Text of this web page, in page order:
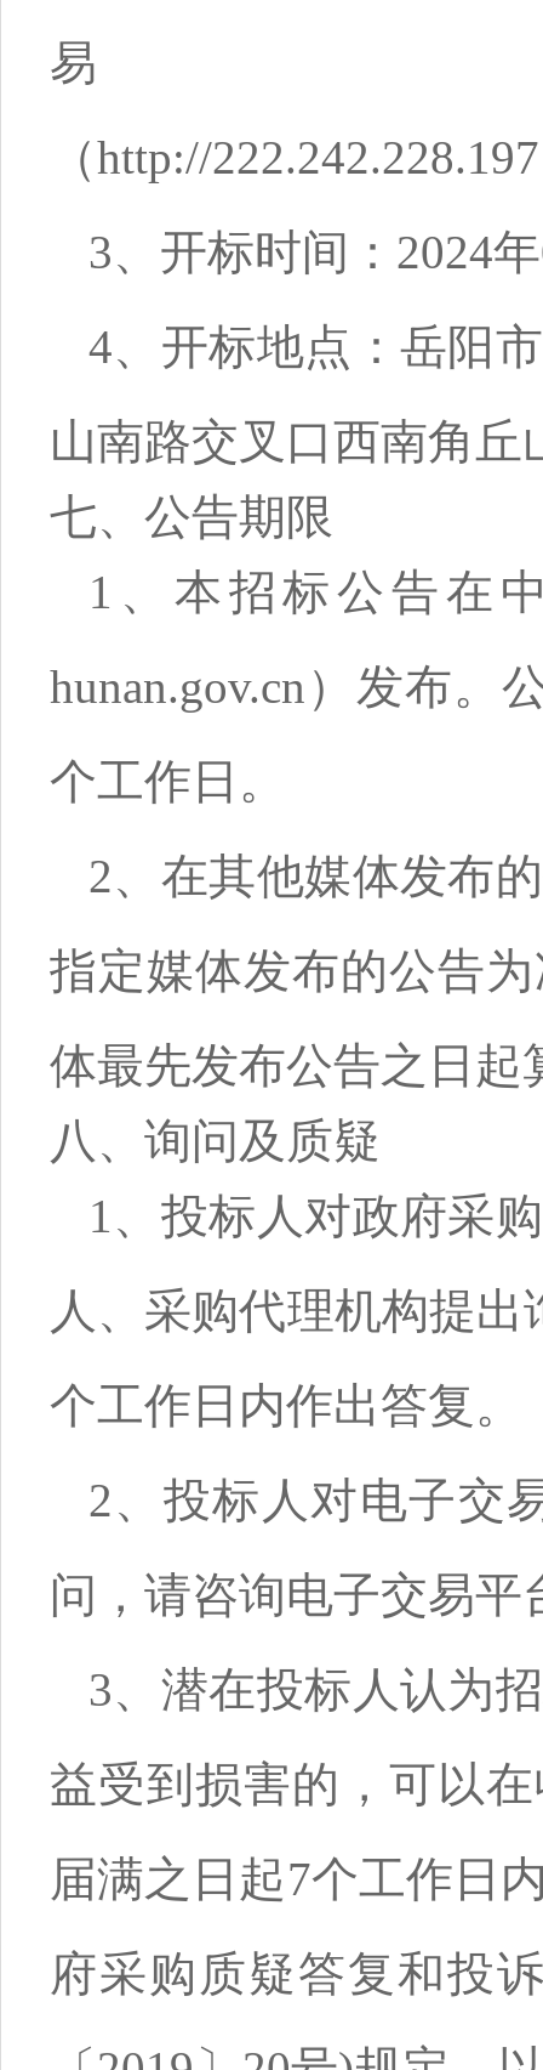
易
（http://
3、开标时间：2024
4、开标地点：岳阳
山南路交叉口西南角丘
七、公告期限
1、本招标公告在
hunan.gov.cn）发布
个工作日。
2、在其他媒体发布
指定媒体发布的公告
体最先发布公告之日起
八、询问及质疑
1、投标人对政府采
人、采购代理机构提
个工作日内作出答复。
2、投标人对电子交
问，请咨询电子交易平
3、潜在投标人认为
益受到损害的，可以
届满之日起7个工作日
府采购质疑答复和投